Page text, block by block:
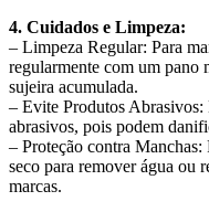
4. Cuidados e Limpeza:
– Limpeza Regular: Para
regularmente com um pano
sujeira acumulada.
– Evite Produtos
abrasivos, pois podem
– Proteção contra
seco para remover água ou
marcas.